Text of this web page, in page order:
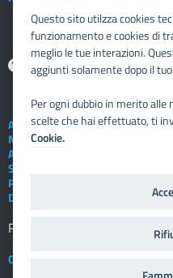
Aiuto
Assistenza tecnica
Note legali
Albo telematico
Social Media Policy
Privacy
Dichiarazione di accessibilità
Registro elettronico
FAMIGLIA
Crediti
Questo sito utilzza cookies
funzionamento e cookies di
meglio le tue interazioni.
aggiunti solamente dopo il
Per ogni dubbio in merito
scelte che hai effettuato, ti
Cookie.